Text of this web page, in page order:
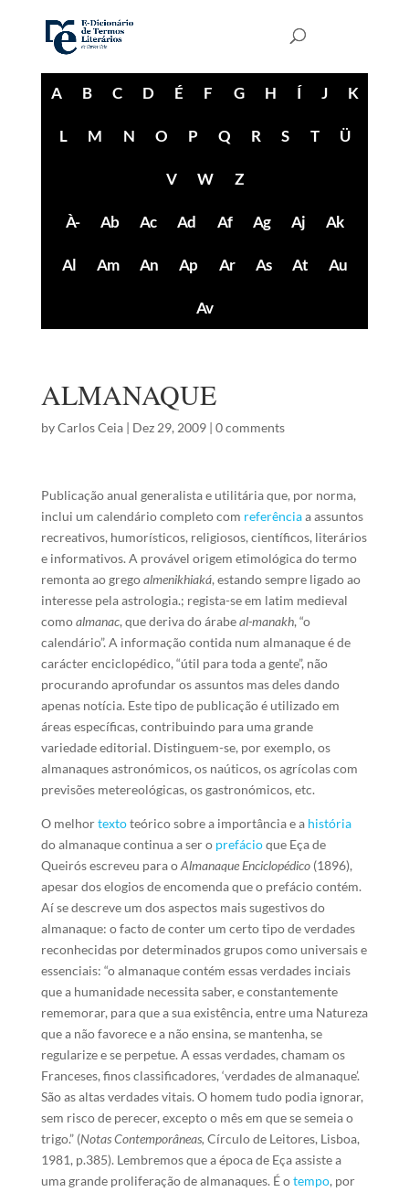
A B C D É F G H Í J K
L M N O P Q R S T Ü
V W Z
À- Ab Ac Ad Af Ag Aj Ak
Al Am An Ap Ar As At Au
Av
ALMANAQUE
byCarlos Ceia| Dez 29, 2009| 0 comments
Publicação anual generalista e utilitária que, por norma,
inclui um calendário completo com referênciaa assuntos
recreativos, humorísticos, religiosos, científicos, literários
e informativos. A provável origem etimológica do termo
remonta ao gregoalmenikhiaká, estando sempre ligado ao
interesse pela astrologia.; regista-se em latim medieval
comoalmanac, que deriva do árabeal-manakh, “o
calendário”. A informação contida num almanaque é de
carácter enciclopédico, “útil para toda a gente”, não
procurando aprofundar os assuntos mas deles dando
apenas notícia. Este tipo de publicação é utilizado em
áreas específicas, contribuindo para uma grande
variedade editorial. Distinguem-se, por exemplo, os
almanaques astronómicos, os naúticos, os agrícolas com
previsões metereológicas, os gastronómicos, etc.
O melhortextoteórico sobre a importância e a história
do almanaque continua a ser o prefácioque Eça de
Queirós escreveu para oAlmanaque Enciclopédico(1896),
apesar dos elogios de encomenda que o prefácio contém.
Aí se descreve um dos aspectos mais sugestivos do
almanaque: o facto de conter um certo tipo de verdades
reconhecidas por determinados grupos como universais e
essenciais: “o almanaque contém essas verdades inciais
que a humanidade necessita saber, e constantemente
rememorar, para que a sua existência, entre uma Natureza
que a não favorece e a não ensina, se mantenha, se
regularize e se perpetue. A essas verdades, chamam os
Franceses, finos classificadores, ‘verdades de almanaque’.
São as altas verdades vitais. O homem tudo podia ignorar,
sem risco de perecer, excepto o mês em que se semeia o
trigo.” (Notas Contemporâneas, Círculo de Leitores, Lisboa,
1981, p.385). Lembremos que a época de Eça assiste a
uma grande proliferação de almanaques. É otempo, por